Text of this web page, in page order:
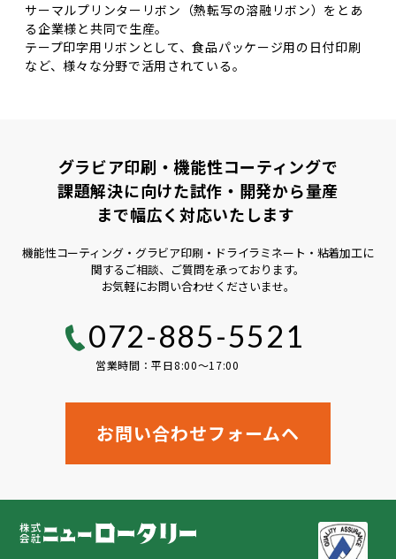
サーマルプリンターリボン（熱転写の溶融リボン）をとあ
る企業様と共同で生産。
テープ印字用リボンとして、食品パッケージ用の日付印刷
など、様々な分野で活用されている。
グラビア印刷・機能性コーティングで
課題解決に向けた試作・開発から量産
まで幅広く対応いたします
機能性コーティング・グラビア印刷・ドライラミネート・粘着加工に
関するご相談、ご質問を承っております。
お気軽にお問い合わせくださいませ。
072-885-5521
営業時間：平日8:00〜17:00
お問い合わせフォームヘ